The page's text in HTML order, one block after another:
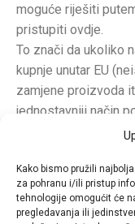
Kako bismo pružili
za pohranu i/ili pristup
tehnologije omogućit će
pregledavanja ili
moguće riješiti
pristupiti ovdje.
To znači da ukoliko
kupnje unutar EU
zamjene proizvoda
jednostavniji način
Platformu mogu